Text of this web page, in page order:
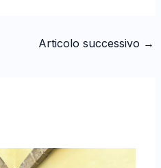
Articolo successivo →